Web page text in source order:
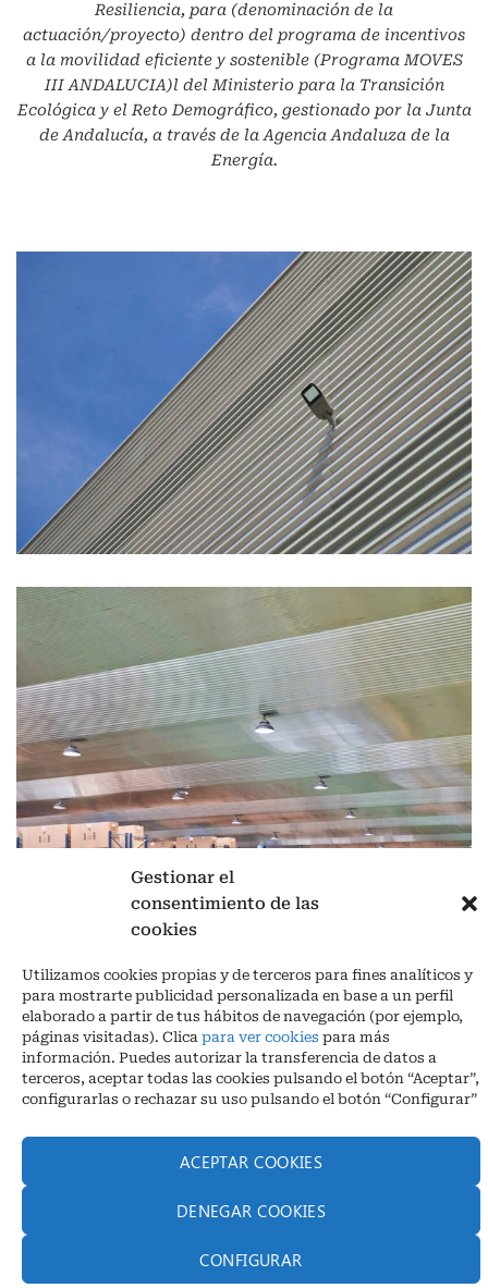
Gestionar el
consentimiento de las
cookies
Utilizamos cookies propias y de terceros para fines analíticos y
para mostrarte publicidad personalizada en base a un perfil
elaborado a partir de tus hábitos de navegación (por ejemplo,
páginas visitadas). Clica para ver cookies para más
información. Puedes autorizar la transferencia de datos a
terceros, aceptar todas las cookies pulsando el botón “Aceptar”,
configurarlas o rechazar su uso pulsando el botón “Configurar”
ACEPTAR COOKIES
DENEGAR COOKIES
CONFIGURAR
Resiliencia, para (denominación de la
actuación/proyecto) dentro del programa de incentivos
a la movilidad eficiente y sostenible (Programa MOVES
III ANDALUCIA)l del Ministerio para la Transición
Ecológica y el Reto Demográfico, gestionado por la Junta
de Andalucía, a través de la Agencia Andaluza de la
Energía.
Aviso legal|Política de privacidad
Ctra. A-3132, De Aguilar a A-318 por Moriles km 15,5 M.I. (Córdoba)
España
COORDENADAS: Latitud: 37,40 – Longitud -04,58 | Telf. + 34 957 51
30 68
info@infrico.com Infrico SL 2026©. Diseñado porBabait Technology